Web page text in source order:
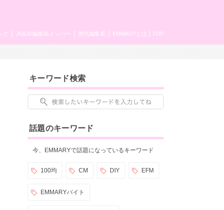
TOP
EMMARYとは
歴代編集長
JK&JD編集部メンバー
グ
キーワード検索
話題のキーワード
今、EMMARYで話題になっているキーワード
100均 CM DIY EFM
EMMARYバイト